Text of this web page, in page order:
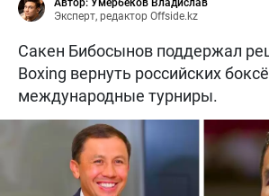
Автор: Умербеков Владислав
Эксперт, редактор Offside.kz
Сакен Бибосынов поддержал
Boxing вернуть российских
международные турниры.